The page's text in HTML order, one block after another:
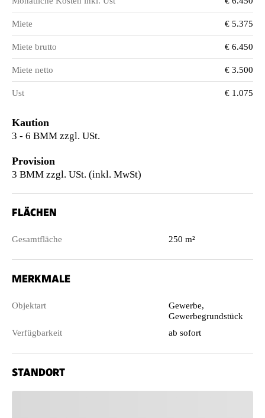
Miete € 5.375
Miete brutto € 6.450
Miete netto € 3.500
Ust € 1.075
Kaution
3 - 6 BMM zzgl. USt.
Provision
3 BMM zzgl. USt. (inkl. MwSt)
FLÄCHEN
Gesamtfläche 250 m²
MERKMALE
Objektart
Gewerbe,
Gewerbegrundstück
Verfügbarkeit
ab sofort
STANDORT